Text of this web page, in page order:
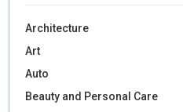
Architecture
Art
Auto
Beauty and Personal Care